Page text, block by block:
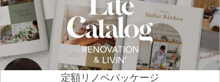
定額リノベパッケージ